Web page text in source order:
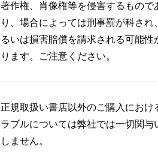
著作権、肖像権等を侵害するもので
り、場合によっては刑事罰が科され
るいは損害賠償を請求される可能性
ります。ご注意ください。
正規取扱い書店以外のご購入におけ
ラブルについては弊社では一切関与
しません。